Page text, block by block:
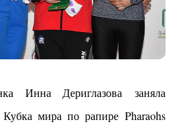
Инна Дериглазова заняла
мира по рапире Pharaohs